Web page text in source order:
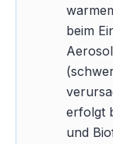
beim
erfolgt
und